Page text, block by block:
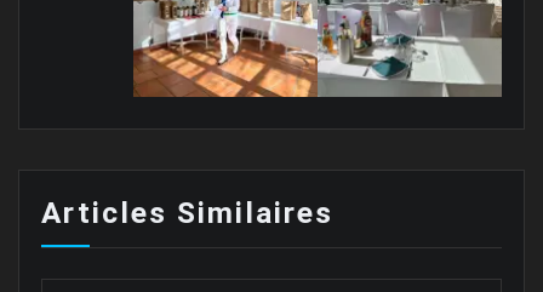
Articles Similaires